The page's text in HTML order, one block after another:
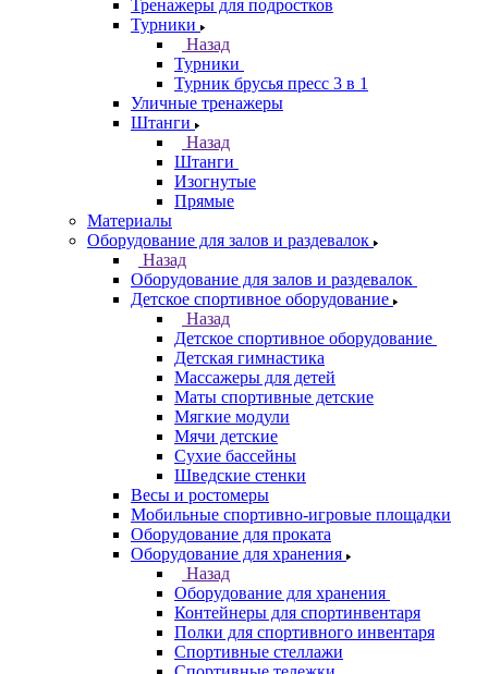
Тренажеры для подростков
Турники
Назад
Турники
Турник брусья пресс 3 в 1
Уличные тренажеры
Штанги
Назад
Штанги
Изогнутые
Прямые
Материалы
Оборудование для залов и раздевалок
Назад
Оборудование для залов и раздевалок
Детское спортивное оборудование
Назад
Детское спортивное оборудование
Детская гимнастика
Массажеры для детей
Маты спортивные детские
Мягкие модули
Мячи детские
Сухие бассейны
Шведские стенки
Весы и ростомеры
Мобильные спортивно-игровые площадки
Оборудование для проката
Оборудование для хранения
Назад
Оборудование для хранения
Контейнеры для спортинвентаря
Полки для спортивного инвентаря
Спортивные стеллажи